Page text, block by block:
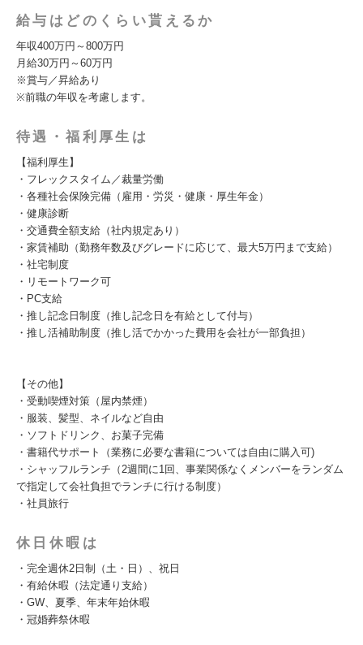
給与はどのくらい貰えるか
年収400万円～800万円
⽉給30万円～60万円
※賞与／昇給あり
※前職の年収を考慮します。
待遇・福利厚生は
【福利厚生】
・フレックスタイム／裁量労働
・各種社会保険完備（雇⽤・労災・健康・厚⽣年⾦）
・健康診断
・交通費全額支給（社内規定あり）
・家賃補助（勤務年数及びグレードに応じて、最大5万円まで支給）
・社宅制度
・リモートワーク可
・PC支給
・推し記念日制度（推し記念日を有給として付与）
・推し活補助制度（推し活でかかった費用を会社が一部負担）
【その他】
・受動喫煙対策（屋内禁煙）
・服装、髪型、ネイルなど⾃由
・ソフトドリンク、お菓子完備
・書籍代サポート（業務に必要な書籍については自由に購入可)
・シャッフルランチ（2週間に1回、事業関係なくメンバーをランダム
で指定して会社負担でランチに行ける制度）
・社員旅行
休日休暇は
・完全週休2⽇制（⼟・⽇）、祝⽇
・有給休暇（法定通り支給）
・GW、夏季、年末年始休暇
・冠婚葬祭休暇